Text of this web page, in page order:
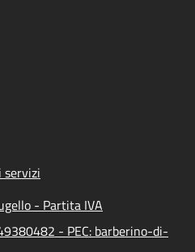
servizi
- Partita IVA
- PEC: barberino-di-